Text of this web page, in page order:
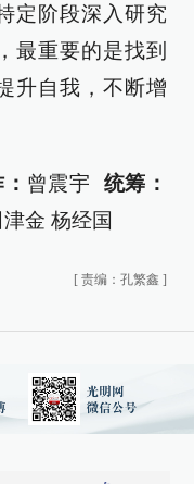
定阶段深入研究
最重要的是找到
升自我，不断增
曾震宇 统筹：
津金 杨经国
[ 责编：孔繁鑫 ]